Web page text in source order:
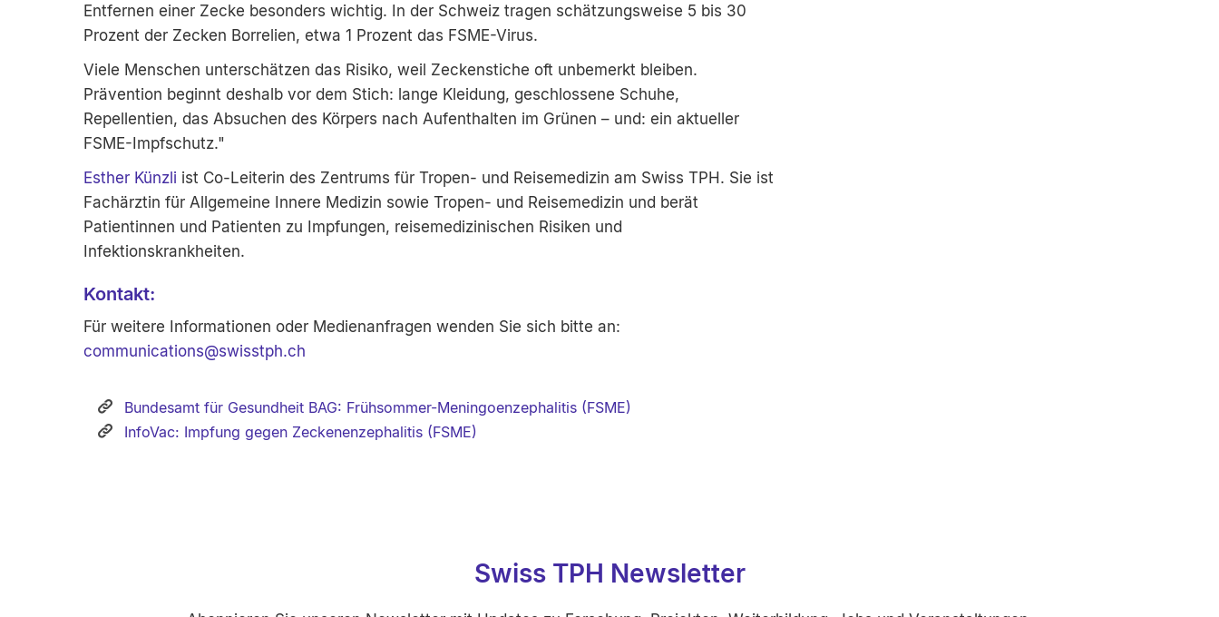
Entfernen einer Zecke besonders wichtig. In der Schweiz tragen schätzungsweise 5 bis 30
Prozent der Zecken Borrelien, etwa 1 Prozent das FSME-Virus.
Viele Menschen unterschätzen das Risiko, weil Zeckenstiche oft unbemerkt bleiben.
Prävention beginnt deshalb vor dem Stich: lange Kleidung, geschlossene Schuhe,
Repellentien, das Absuchen des Körpers nach Aufenthalten im Grünen – und: ein aktueller
FSME-Impfschutz."
Esther Künzli ist Co-Leiterin des Zentrums für Tropen- und Reisemedizin am Swiss TPH. Sie ist
Fachärztin für Allgemeine Innere Medizin sowie Tropen- und Reisemedizin und berät
Patientinnen und Patienten zu Impfungen, reisemedizinischen Risiken und
Infektionskrankheiten.
Kontakt:
Für weitere Informationen oder Medienanfragen wenden Sie sich bitte an:
communications@swisstph.ch
Bundesamt für Gesundheit BAG: Frühsommer-Meningoenzephalitis (FSME)
InfoVac: Impfung gegen Zeckenenzephalitis (FSME)
Swiss TPH Newsletter